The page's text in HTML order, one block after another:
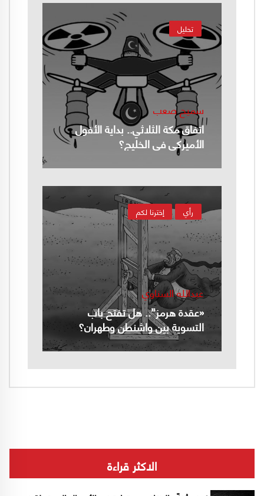
تحليل
سميح صعب
اتفاق مكة الثلاثي.. بداية الأفول
الأميركي في الخليج؟
إخترنا لكم رأي
عبدالله السناوي
«عقدة هرمز”.. هل تفتح باب
التسوية بين واشنطن وطهران؟
الاكثر قراءة